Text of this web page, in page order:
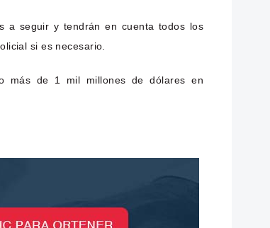
a seguir y tendrán en cuenta todos los
si es necesario.
más de 1 mil millones de dólares en